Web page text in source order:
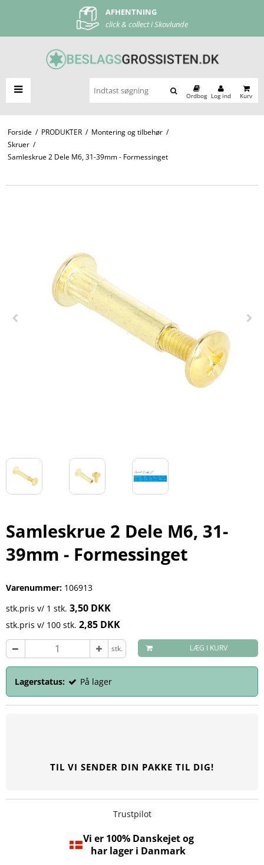
AFHENTNING
click & collect i Skovlunde
FRI FRAGT
ved køb over 500 kr
Ordbog Log ind Kurv
Forside / PRODUKTER / Montering og tilbehør /
Skruer /
Samleskrue 2 Dele M6, 31-39mm - Formessinget
Samleskrue 2 Dele M6, 31-
39mm - Formessinget
Varenummer: 106913
stk.pris v/ 1 stk. 3,50 DKK
stk.pris v/ 100 stk. 2,85 DKK
stk. LÆG I KURV
Lagerstatus: På lager
TIL VI SENDER DIN PAKKE TIL DIG!
Trustpilot
Vi er 100% Danskejet og
har lager i Danmark